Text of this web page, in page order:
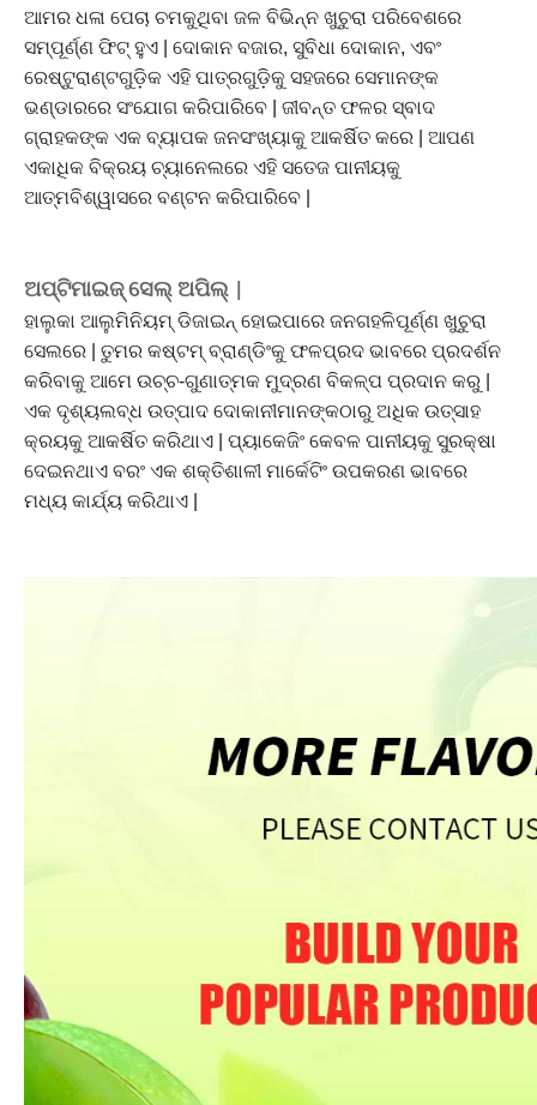
ଆମର ଧଳା ପେଚା ଚମକୁଥିବା ଜଳ ବିଭିନ୍ନ ଖୁଚୁରା ପରିବେଶରେ
ସମ୍ପୂର୍ଣ୍ଣ ଫିଟ୍ ହୁଏ | ଦୋକାନ ବଜାର, ସୁବିଧା ଦୋକାନ, ଏବଂ
ରେଷ୍ଟୁରାଣ୍ଟଗୁଡ଼ିକ ଏହି ପାତ୍ରଗୁଡ଼ିକୁ ସହଜରେ ସେମାନଙ୍କ
ଭଣ୍ଡାରରେ ସଂଯୋଗ କରିପାରିବେ | ଜୀବନ୍ତ ଫଳର ସ୍ବାଦ
ଗ୍ରାହକଙ୍କ ଏକ ବ୍ୟାପକ ଜନସଂଖ୍ୟାକୁ ଆକର୍ଷିତ କରେ | ଆପଣ
ଏକାଧିକ ବିକ୍ରୟ ଚ୍ୟାନେଲରେ ଏହି ସତେଜ ପାନୀୟକୁ
ଆତ୍ମବିଶ୍ୱାସରେ ବଣ୍ଟନ କରିପାରିବେ |
ଅପ୍ଟିମାଇଜ୍ ସେଲ୍ ଅପିଲ୍ |
ହାଲୁକା ଆଲୁମିନିୟମ୍ ଡିଜାଇନ୍ ହୋଇପାରେ ଜନଗହଳିପୂର୍ଣ୍ଣ ଖୁଚୁରା
ସେଲରେ | ତୁମର କଷ୍ଟମ୍ ବ୍ରାଣ୍ଡିଂକୁ ଫଳପ୍ରଦ ଭାବରେ ପ୍ରଦର୍ଶନ
କରିବାକୁ ଆମେ ଉଚ୍ଚ-ଗୁଣାତ୍ମକ ମୁଦ୍ରଣ ବିକଳ୍ପ ପ୍ରଦାନ କରୁ |
ଏକ ଦୃଶ୍ୟଲବ୍ଧ ଉତ୍ପାଦ ଦୋକାନୀମାନଙ୍କଠାରୁ ଅଧିକ ଉତ୍ସାହ
କ୍ରୟକୁ ଆକର୍ଷିତ କରିଥାଏ | ପ୍ୟାକେଜିଂ କେବଳ ପାନୀୟକୁ ସୁରକ୍ଷା
ଦେଇନଥାଏ ବରଂ ଏକ ଶକ୍ତିଶାଳୀ ମାର୍କେଟିଂ ଉପକରଣ ଭାବରେ
ମଧ୍ୟ କାର୍ଯ୍ୟ କରିଥାଏ |